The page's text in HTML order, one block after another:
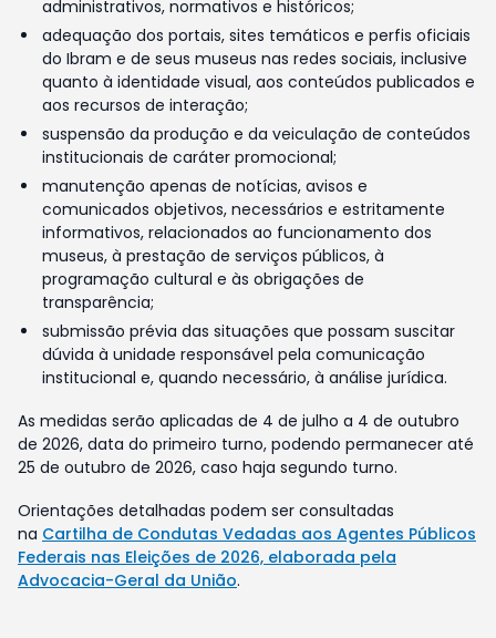
administrativos, normativos e históricos;
adequação dos portais, sites temáticos e perfis oficiais
do Ibram e de seus museus nas redes sociais, inclusive
quanto à identidade visual, aos conteúdos publicados e
aos recursos de interação;
suspensão da produção e da veiculação de conteúdos
institucionais de caráter promocional;
manutenção apenas de notícias, avisos e
comunicados objetivos, necessários e estritamente
informativos, relacionados ao funcionamento dos
museus, à prestação de serviços públicos, à
programação cultural e às obrigações de
transparência;
submissão prévia das situações que possam suscitar
dúvida à unidade responsável pela comunicação
institucional e, quando necessário, à análise jurídica.
As medidas serão aplicadas de 4 de julho a 4 de outubro
de 2026, data do primeiro turno, podendo permanecer até
25 de outubro de 2026, caso haja segundo turno.
Orientações detalhadas podem ser consultadas
na Cartilha de Condutas Vedadas aos Agentes Públicos
Federais nas Eleições de 2026, elaborada pela
Advocacia-Geral da União.